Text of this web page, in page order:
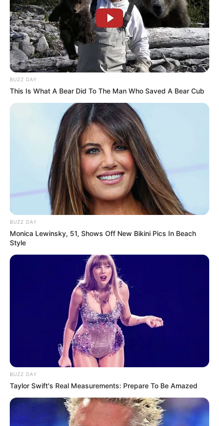
BUZZ DAY
This Is What A Bear Did To The Man Who Saved A Bear Cub
BUZZ DAY
Monica Lewinsky, 51, Shows Off New Bikini Pics In Beach
Style
BUZZ DAY
Taylor Swift's Real Measurements: Prepare To Be Amazed